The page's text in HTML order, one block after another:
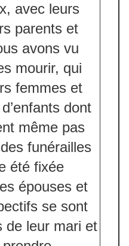
avec leurs
parents et
avons vu
mourir, qui
femmes et
dont
même pas
funérailles
été fixée
épouses et
se sont
de leur mari et